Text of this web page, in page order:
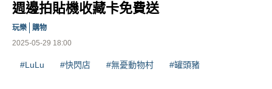
週邊拍貼機收藏卡免費送
2025-05-29 18:00
玩樂 購物
#LuLu #快閃店 #無憂動物村 #罐頭豬